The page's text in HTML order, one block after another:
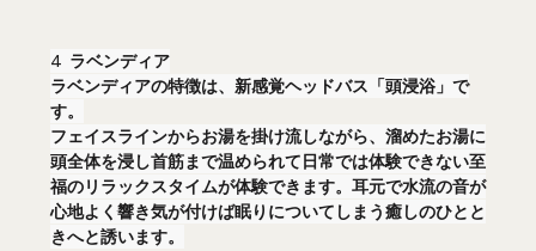
4  ラベンディア
ラベンディアの特徴は、新感覚ヘッドバス「頭浸浴」で
す。
フェイスラインからお湯を掛け流しながら、溜めたお湯に
頭全体を浸し首筋まで温められて日常では体験できない至
福のリラックスタイムが体験できます。耳元で水流の音が
心地よく響き気が付けば眠りについてしまう癒しのひとと
きへと誘います。